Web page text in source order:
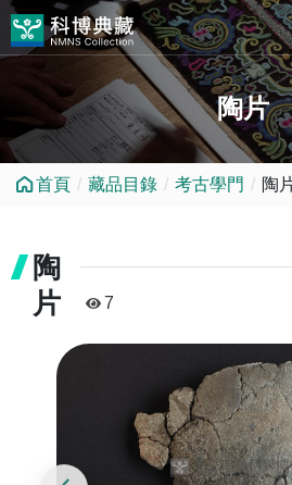
跳到中央內容區塊
陶片
首頁 藏品目錄 考古學門 陶
陶
片
7